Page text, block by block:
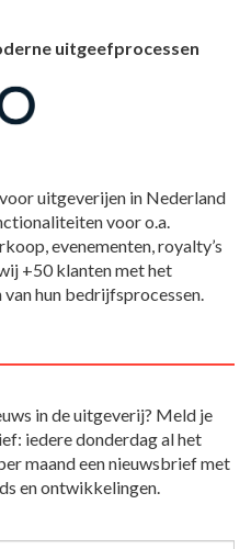
uitgeefprocessen
uitgeverijen in Nederland
voor o.a.
evenementen, royalty’s
+50 klanten met het
hun bedrijfsprocessen.
in de uitgeverij? Meld je
iedere donderdag al het
maand een nieuwsbrief met
en ontwikkelingen.